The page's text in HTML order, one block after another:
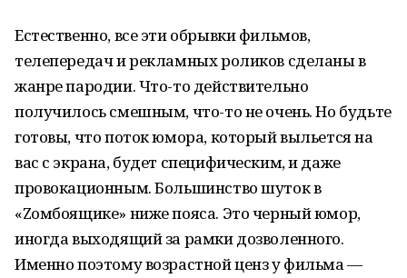
Естественно, все эти обрывки фильмов,
телепередач и рекламных роликов сделаны в
жанре пародии. Что-то действительно
получилось смешным, что-то не очень. Но будьте
готовы, что поток юмора, который выльется на
вас с экрана, будет специфическим, и даже
провокационным. Большинство шуток в
«Zомбоящике» ниже пояса. Это черный юмор,
иногда выходящий за рамки дозволенного.
Именно поэтому возрастной ценз у фильма —